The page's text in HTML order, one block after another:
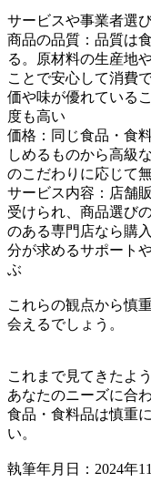
サービスや事業者選
商品の品質：品質は
る。原材料の生産地
ことで安心して消費
価や味が優れている
度も高い
価格：同じ食品・食
しめるものから高級
のこだわりに応じて
サービス内容：店舗
受けられ、商品選び
のある専門店なら購
分が求めるサポート
ぶ
これらの観点から慎
会えるでしょう。
これまで見てきたよ
あなたのニーズに合
食品・食料品は慎重
い。
執筆年月日：2024年